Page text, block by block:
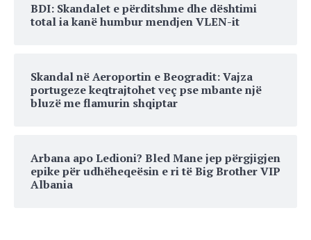
BDI: Skandalet e përditshme dhe dështimi
total ia kanë humbur mendjen VLEN-it
Skandal në Aeroportin e Beogradit: Vajza
portugeze keqtrajtohet veç pse mbante një
bluzë me flamurin shqiptar
Arbana apo Ledioni? Bled Mane jep përgjigjen
epike për udhëheqeësin e ri të Big Brother VIP
Albania